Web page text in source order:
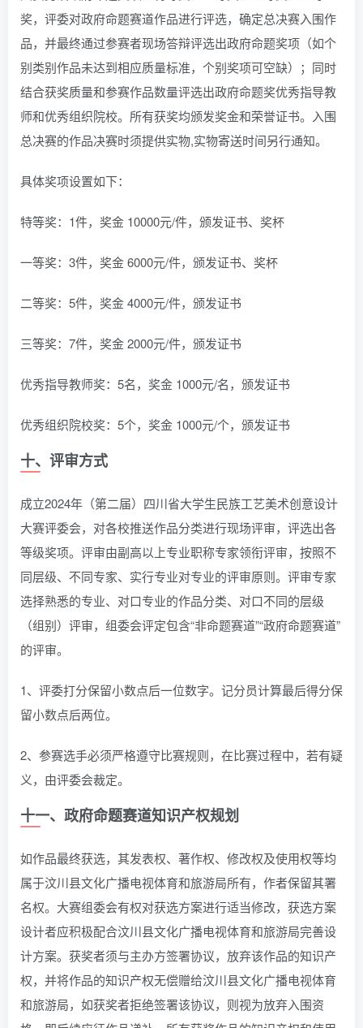
奖，评委对政府命题赛道作品进行评选，确定总决赛入围作
品，并最终通过参赛者现场答辩评选出政府命题奖项（如个
别类别作品未达到相应质量标准，个别奖项可空缺）；同时
结合获奖质量和参赛作品数量评选出政府命题奖优秀指导教
师和优秀组织院校。所有获奖均颁发奖金和荣誉证书。入围
总决赛的作品决赛时须提供实物,实物寄送时间另行通知。
具体奖项设置如下：
特等奖：1件，奖金 10000元/件，颁发证书、奖杯
一等奖：3件，奖金 6000元/件，颁发证书、奖杯
二等奖：5件，奖金 4000元/件，颁发证书
三等奖：7件，奖金 2000元/件，颁发证书
优秀指导教师奖：5名，奖金 1000元/名，颁发证书
优秀组织院校奖：5个，奖金 1000元/个，颁发证书
十、评审方式
成立2024年（第二届）四川省大学生民族工艺美术创意设计
大赛评委会，对各校推送作品分类进行现场评审，评选出各
等级奖项。评审由副高以上专业职称专家领衔评审，按照不
同层级、不同专家、实行专业对专业的评审原则。评审专家
选择熟悉的专业、对口专业的作品分类、对口不同的层级
（组别）评审，组委会评定包含“非命题赛道”“政府命题赛道”
的评审。
1、评委打分保留小数点后一位数字。记分员计算最后得分保
留小数点后两位。
2、参赛选手必须严格遵守比赛规则，在比赛过程中，若有疑
义，由评委会裁定。
十一、政府命题赛道知识产权规划
如作品最终获选，其发表权、著作权、修改权及使用权等均
属于汶川县文化广播电视体育和旅游局所有，作者保留其署
名权。大赛组委会有权对获选方案进行适当修改，获选方案
设计者应积极配合汶川县文化广播电视体育和旅游局完善设
计方案。获奖者须与主办方签署协议，放弃该作品的知识产
权，并将作品的知识产权无偿赠给汶川县文化广播电视体育
和旅游局，如获奖者拒绝签署该协议，则视为放弃入围资